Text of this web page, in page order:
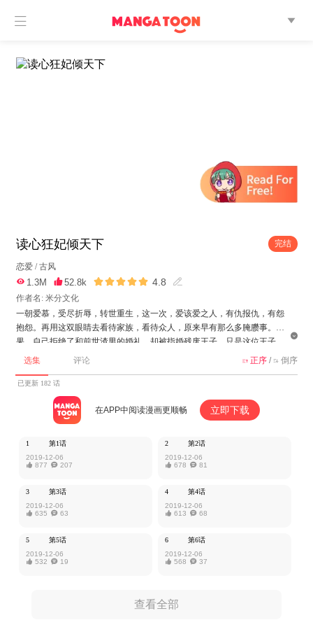
 
读心狂妃倾天下 完结
恋爱 /古风
 1.3M 52.8k  4.8 
作者名: 米分文化
一朝爱慕，受尽折辱，转世重生，这一次，爱该爱之人，有仇报仇，有怨
抱怨。再用这双眼睛去看待家族，看待众人，原来早有那么多腌臜事。结
果，自己拒绝了和前世渣男的婚礼，却被指婚残废王子。只是这位王子，
似乎也不一般……
该作品由米分文化授权MangaToon发布，内容仅为作者本人观点，不代表
MangaToon所持立场。

选集 评论  正序/  倒序
已更新 182 话
在APP中阅读漫画更顺畅 立即下载
1
第1话
2019-12-06
 877 207
2
第2话
2019-12-06
 678 81
3
第3话
2019-12-06
 635 63
4
第4话
2019-12-06
 613 68
5
第5话
2019-12-06
 532 19
6
第6话
2019-12-06
 568 37
查看全部